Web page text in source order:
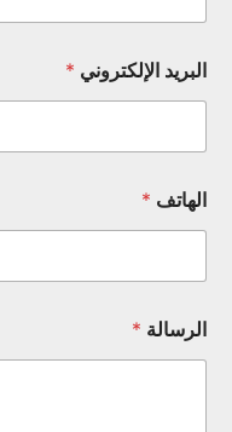
الإلكتروني*
*
*